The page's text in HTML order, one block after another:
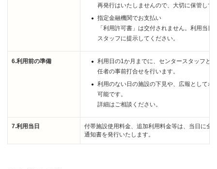
再発行はいたしませんので、大切に保管して
指定金融機関でお支払い
「利用許可書」は交付されません。利用当
スタッフに提示してください。
6.利用前の準備
利用日の1か月までに、センタースタッフと
任者の事前打合せを行います。
利用のない日の施設の下見や、広報としてポ
可能です。
詳細はご相談ください。
7.利用当日
付帯施設使用料金、追加利用料金等は、当日に全
通知書を発行いたします。